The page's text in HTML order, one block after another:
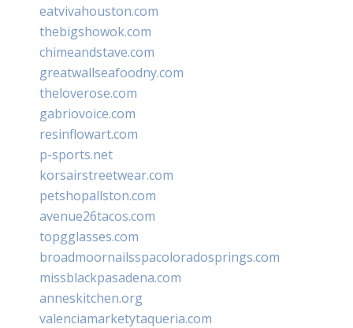
eatvivahouston.com
thebigshowok.com
chimeandstave.com
greatwallseafoodny.com
theloverose.com
gabriovoice.com
resinflowart.com
p-sports.net
korsairstreetwear.com
petshopallston.com
avenue26tacos.com
topgglasses.com
broadmoornailsspacoloradosprings.com
missblackpasadena.com
anneskitchen.org
valenciamarketytaqueria.com